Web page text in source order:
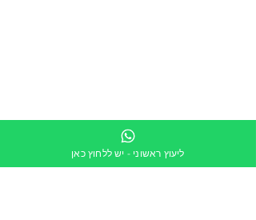
ליעוץ ראשוני - יש ללחוץ כאן